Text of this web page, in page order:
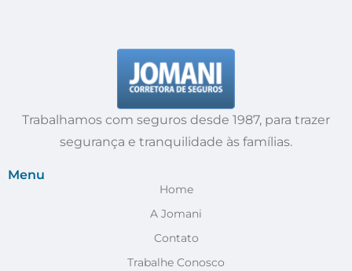
Trabalhamos com seguros desde 1987, para trazer
segurança e tranquilidade às famílias.
Menu
Home
A Jomani
Contato
Trabalhe Conosco